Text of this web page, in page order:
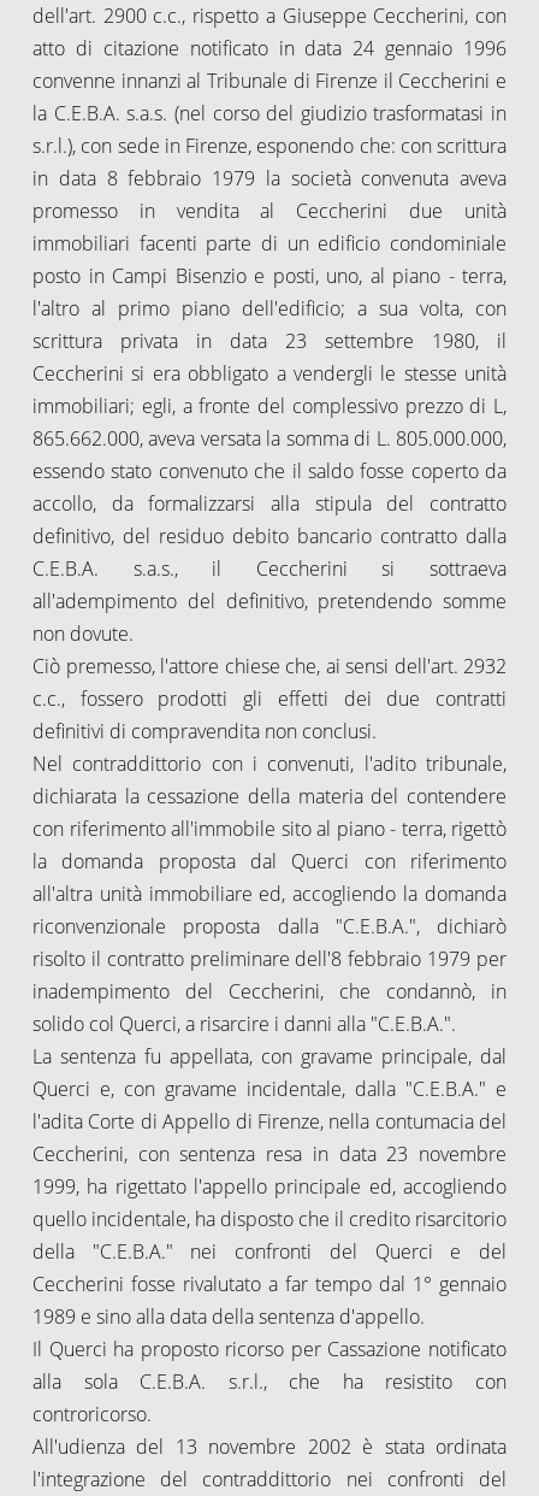
dell'art. 2900 c.c., rispetto a Giuseppe Ceccherini, con
atto di citazione notificato in data 24 gennaio 1996
convenne innanzi al Tribunale di Firenze il Ceccherini e
la C.E.B.A. s.a.s. (nel corso del giudizio trasformatasi in
s.r.l.), con sede in Firenze, esponendo che: con scrittura
in data 8 febbraio 1979 la società convenuta aveva
promesso in vendita al Ceccherini due unità
immobiliari facenti parte di un edificio condominiale
posto in Campi Bisenzio e posti, uno, al piano - terra,
l'altro al primo piano dell'edificio; a sua volta, con
scrittura privata in data 23 settembre 1980, il
Ceccherini si era obbligato a vendergli le stesse unità
immobiliari; egli, a fronte del complessivo prezzo di L,
865.662.000, aveva versata la somma di L. 805.000.000,
essendo stato convenuto che il saldo fosse coperto da
accollo, da formalizzarsi alla stipula del contratto
definitivo, del residuo debito bancario contratto dalla
C.E.B.A. s.a.s., il Ceccherini si sottraeva
all'adempimento del definitivo, pretendendo somme
non dovute.
Ciò premesso, l'attore chiese che, ai sensi dell'art. 2932
c.c., fossero prodotti gli effetti dei due contratti
definitivi di compravendita non conclusi.
Nel contraddittorio con i convenuti, l'adito tribunale,
dichiarata la cessazione della materia del contendere
con riferimento all'immobile sito al piano - terra, rigettò
la domanda proposta dal Querci con riferimento
all'altra unità immobiliare ed, accogliendo la domanda
riconvenzionale proposta dalla "C.E.B.A.", dichiarò
risolto il contratto preliminare dell'8 febbraio 1979 per
inadempimento del Ceccherini, che condannò, in
solido col Querci, a risarcire i danni alla "C.E.B.A.".
La sentenza fu appellata, con gravame principale, dal
Querci e, con gravame incidentale, dalla "C.E.B.A." e
l'adita Corte di Appello di Firenze, nella contumacia del
Ceccherini, con sentenza resa in data 23 novembre
1999, ha rigettato l'appello principale ed, accogliendo
quello incidentale, ha disposto che il credito risarcitorio
della "C.E.B.A." nei confronti del Querci e del
Ceccherini fosse rivalutato a far tempo dal 1° gennaio
1989 e sino alla data della sentenza d'appello.
Il Querci ha proposto ricorso per Cassazione notificato
alla sola C.E.B.A. s.r.l., che ha resistito con
controricorso.
All'udienza del 13 novembre 2002 è stata ordinata
l'integrazione del contraddittorio nei confronti del